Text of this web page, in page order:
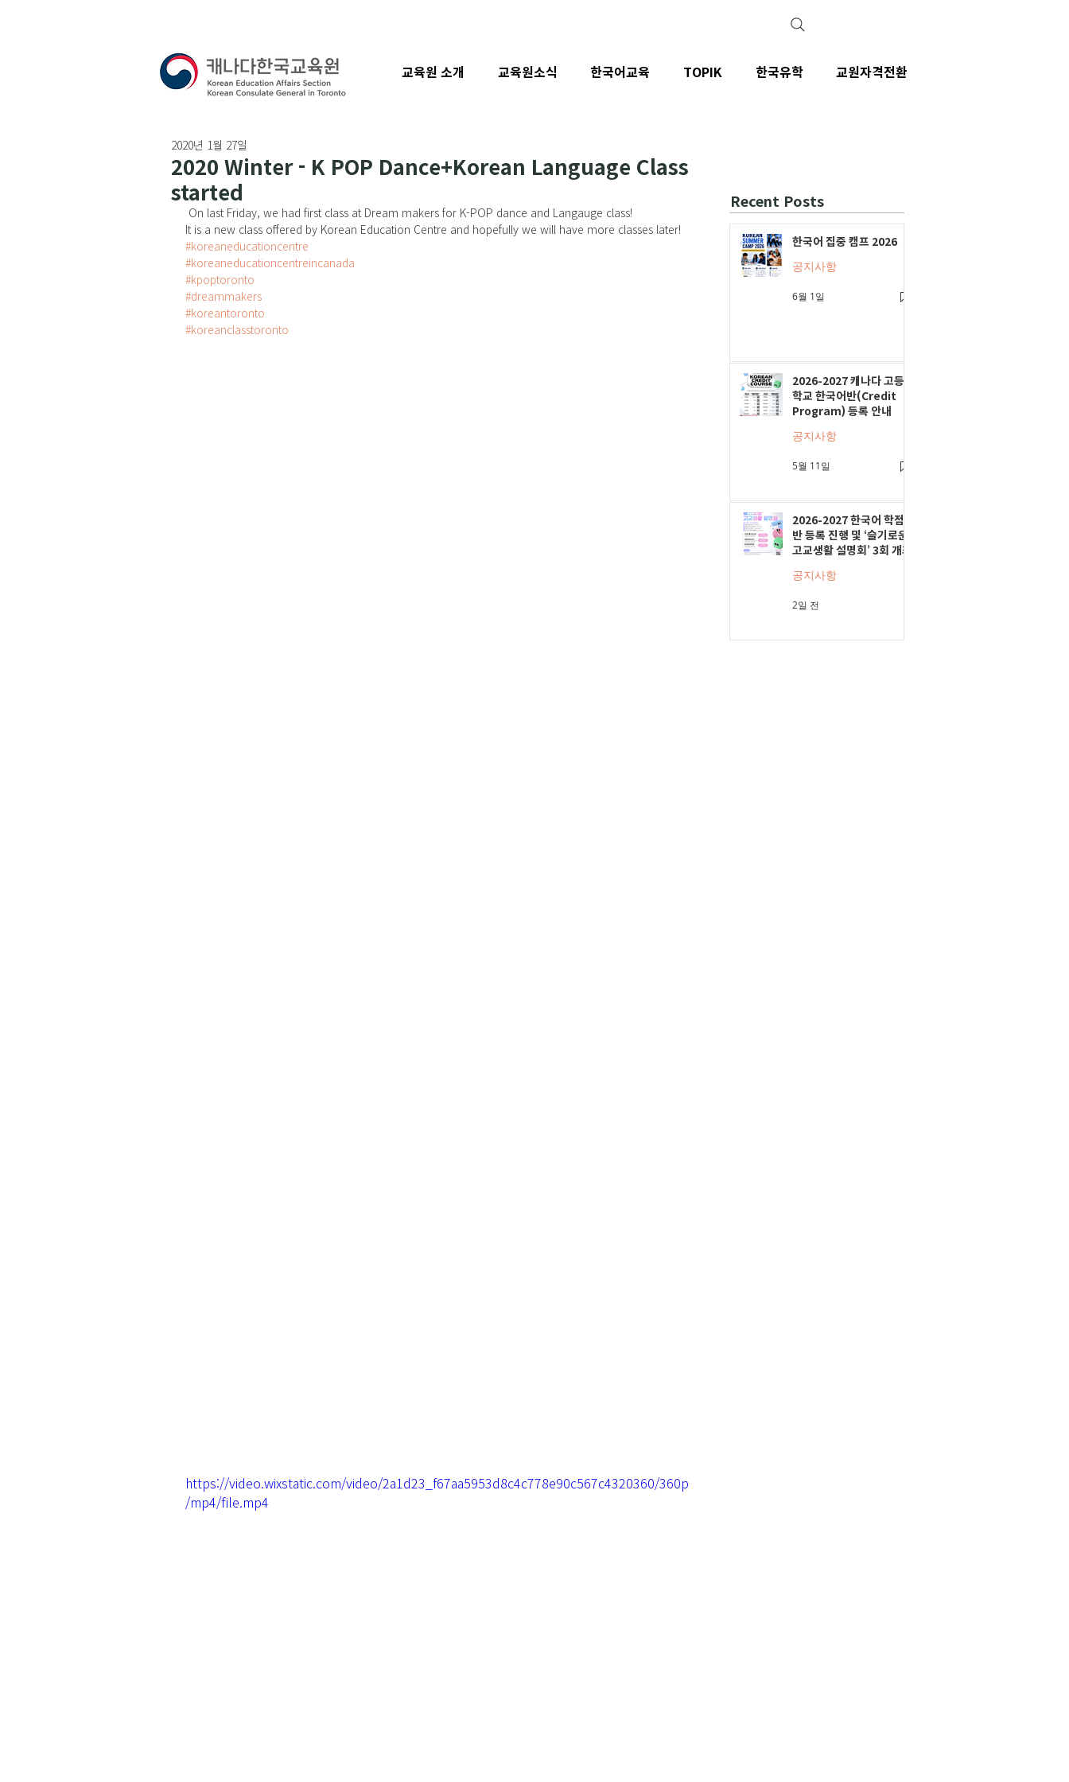
2020 Winter - K POP Dance+Korean Language Class
started
2020년 1월 27일
On last Friday, we had first class at Dream makers for K-POP dance and Langauge class!
It is a new class offered by Korean Education Centre and hopefully we will have more classes later!
#koreaneducationcentre
#koreaneducationcentreincanada
#kpoptoronto
#dreammakers
#koreantoronto
#koreanclasstoronto
https://video.wixstatic.com/video/2a1d23_f67aa5953d8c4c778e90c567c4320360/360p
/mp4/file.mp4
Recent Posts
한국어 집중 캠프 2026
공지사항
6월 1일
2026-2027 캐나다 고등
학교 한국어반(Credit
Program) 등록 안내
공지사항
5월 11일
2026-2027 한국어 학점
반 등록 진행 및 ‘슬기로운
고교생활 설명회’ 3회 개최
공지사항
2일 전
교육원 소개 교육원소식 한국어교육 TOPIK 한국유학 교원자격전환